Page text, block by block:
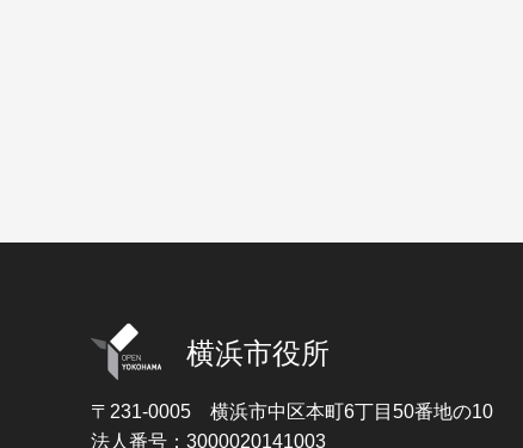
横浜市役所
〒231-0005 横浜市中区本町6丁目50番地の10
法人番号：3000020141003